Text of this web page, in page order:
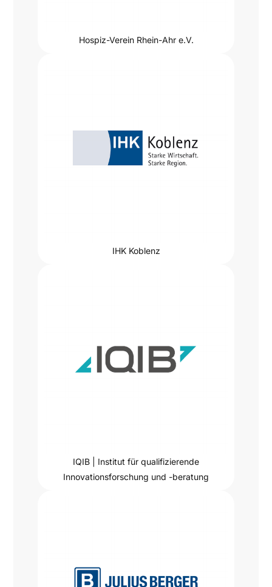
Hospiz-Verein Rhein-Ahr e.V.
IHK Koblenz
IQIB | Institut für qualifizierende
Innovationsforschung und -beratung